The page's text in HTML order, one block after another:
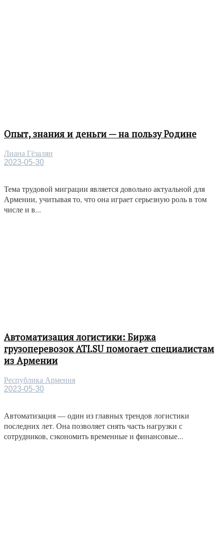
Опыт, знания и деньги — на пользу Родине
Лиана Гёзалян
2023-05-30
Тема трудовой миграции является довольно актуальной для
Армении, учитывая то, что она играет серьезную роль в том
числе и в...
Автоматизация логистики: Биржа
грузоперевозок ATI.SU помогает специалистам
из Армении
Республика Армения
2023-05-30
Автоматизация — один из главных трендов логистики
последних лет. Она позволяет снять часть нагрузки с
сотрудников, сэкономить временные и финансовые...